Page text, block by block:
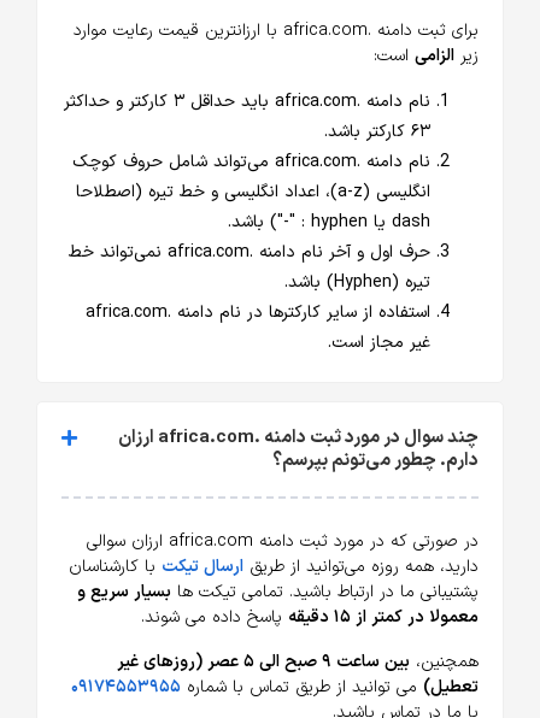
برای ثبت دامنه .africa.com با ارزانترین قیمت رعایت موارد
زیر الزامی است:
نام دامنه .africa.com باید حداقل ۳ کارکتر و حداکثر
۶۳ کارکتر باشد.
نام دامنه .africa.com می‌تواند شامل حروف کوچک
انگلیسی (a-z)، اعداد انگلیسی و خط تیره (اصطلاحا
dash یا hyphen : "-") باشد.
حرف اول و آخر نام دامنه .africa.com نمی‌تواند خط
تیره (Hyphen) باشد.
استفاده از سایر کارکترها در نام دامنه .africa.com
غیر مجاز است.
چند سوال در مورد ثبت دامنه .africa.com ارزان
دارم. چطور می‌تونم بپرسم؟
در صورتی که در مورد ثبت دامنه africa.com ارزان سوالی
دارید، همه روزه می‌توانید از طریق ارسال تیکت با کارشناسان
پشتیبانی ما در ارتباط باشید. تمامی تیکت ها بسیار سریع و
معمولا در کمتر از ۱۵ دقیقه
پاسخ داده می شوند.
همچنین،
بین ساعت ۹ صبح الی ۵ عصر (روزهای غیر
تعطیل) می توانید از طریق تماس با شماره ۰۹۱۷۴۵۵۳۹۵۵
با ما در تماس باشید.